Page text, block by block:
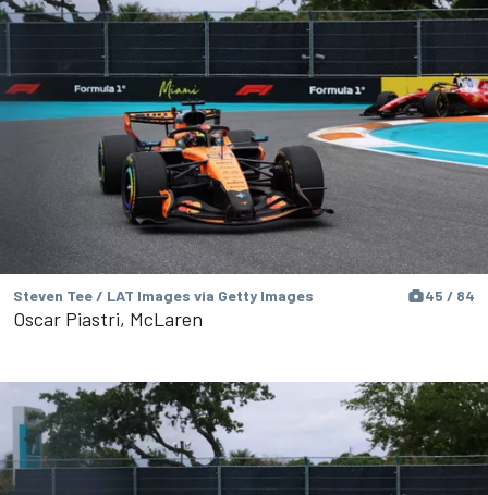
Steven Tee / LAT Images via Getty Images 45 / 84
Oscar Piastri, McLaren